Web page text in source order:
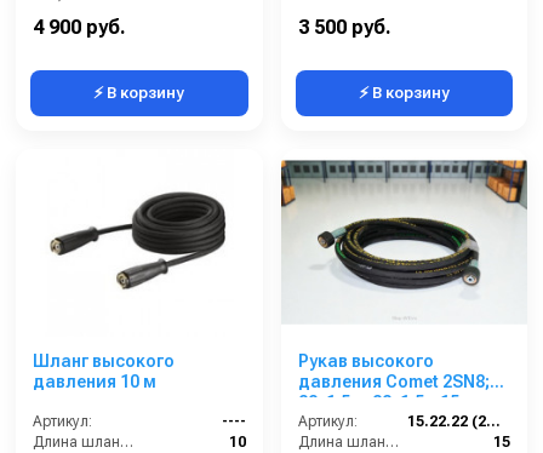
4 900 руб.
⚡ В корзину
3 500 руб.
⚡ В корзину
Шланг высокого
давления 10 м
Артикул:
----
Длина шланга ВД (м):
10
Рукав высокого
давления Comet 2SN8;
22х1,5 г- 22х1,5г; 15м
Артикул:
15.22.22 (2SN8)Comet
Длина шланга ВД (м):
15